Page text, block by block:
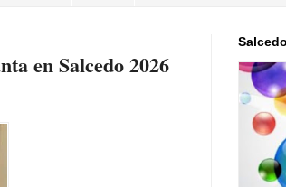
en Salcedo 2026